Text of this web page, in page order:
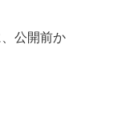
公開前か